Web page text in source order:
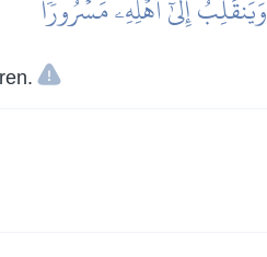
وَيَنقَلِبُ إِلَىٰٓ أَهۡلِهِۦ مَسۡرُورٗا